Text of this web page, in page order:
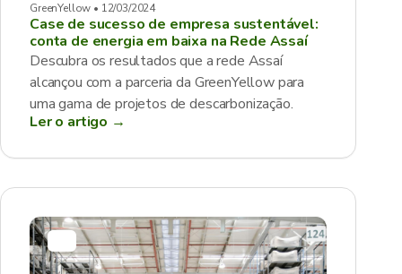
GreenYellow • 12/03/2024
Case de sucesso de empresa sustentável:
conta de energia em baixa na Rede Assaí
Descubra os resultados que a rede Assaí
alcançou com a parceria da GreenYellow para
uma gama de projetos de descarbonização.
Ler o artigo →